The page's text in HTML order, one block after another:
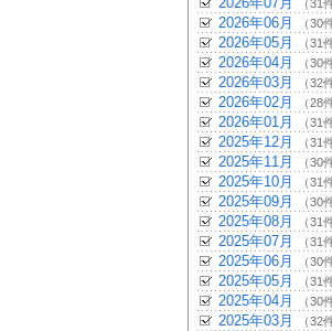
（31
2026年06月 （30
2026年05月 （31
2026年04月 （30
2026年03月 （32
2026年02月 （28
2026年01月 （31
2025年12月 （31
2025年11月 （30
2025年10月 （31
2025年09月 （30
2025年08月 （31
2025年07月 （31
2025年06月 （30
2025年05月 （31
2025年04月 （30
2025年03月 （32